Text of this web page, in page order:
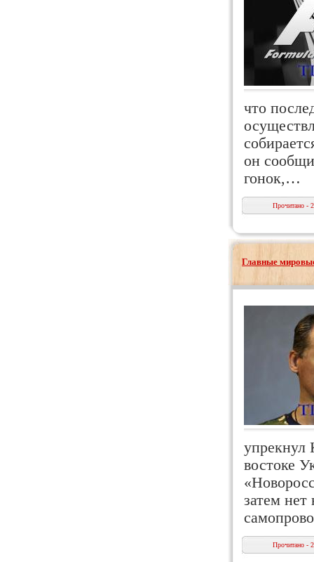
что
он
гонок,…
Прочитано -
Главные
упрекнул
востоке
затем нет
Прочитано -